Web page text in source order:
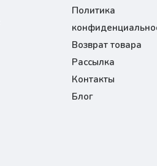
Политика
Возврат товара
Рассылка
Контакты
Блог